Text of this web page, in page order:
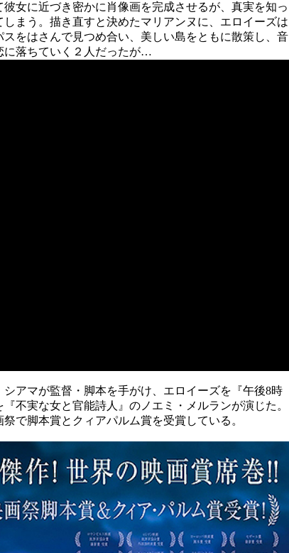
女に近づき密かに肖像画を完成させるが、真実を知っ
まう。描き直すと決めたマリアンヌに、エロイーズは
をはさんで見つめ合い、美しい島をともに散策し、音
に落ちていく２人だったが…
アマが監督・脚本を手がけ、エロイーズを『午後8時
不実な女と官能詩人』のノエミ・メルランが演じた。
で脚本賞とクィアパルム賞を受賞している。